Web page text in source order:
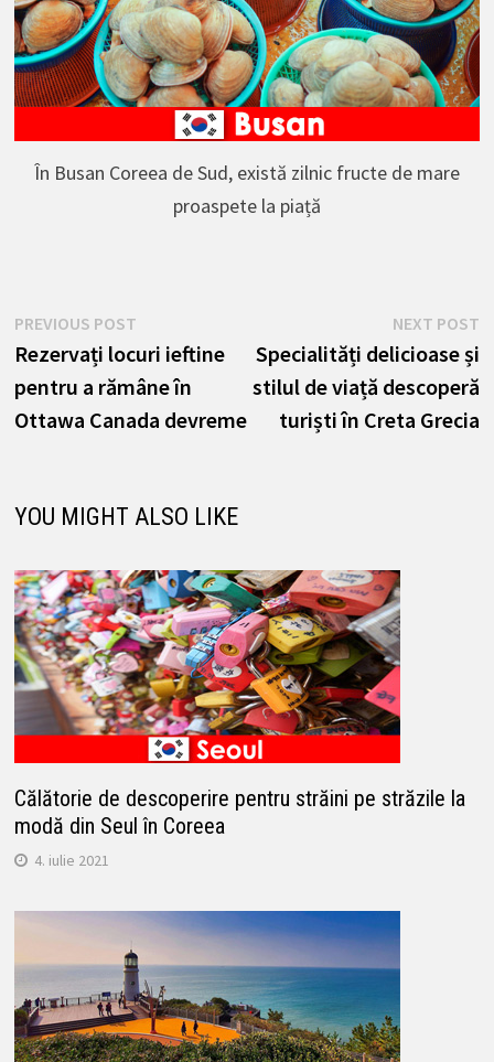
În Busan Coreea de Sud, există zilnic fructe de mare
proaspete la piață
Navigare
în
articole
PREVIOUS POSTPrevious
post:
Rezervați locuri ieftine
pentru a rămâne în
Ottawa Canada devreme
NEXT POST
Specialități delicioase și
stilul de viață descoperă
turiști în Creta Grecia
YOU MIGHT ALSO LIKE
Călătorie de descoperire pentru străini pe străzile la
modă din Seul în Coreea
4. iulie 2021